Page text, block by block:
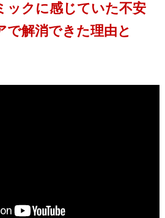
ックに感じていた不安
で解消できた理由と